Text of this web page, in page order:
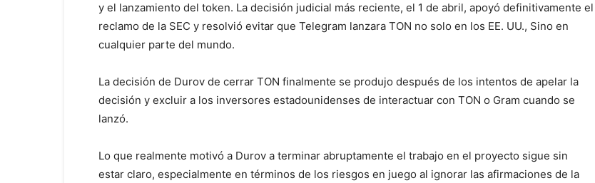
y el lanzamiento del token. La decisión judicial más reciente, el 1 de abril, apoyó definitivamente el
reclamo de la SEC y resolvió evitar que Telegram lanzara TON no solo en los EE. UU., Sino en
cualquier parte del mundo.
La decisión de Durov de cerrar TON finalmente se produjo después de los intentos de apelar la
decisión y excluir a los inversores estadounidenses de interactuar con TON o Gram cuando se
lanzó.
Lo que realmente motivó a Durov a terminar abruptamente el trabajo en el proyecto sigue sin
estar claro, especialmente en términos de los riesgos en juego al ignorar las afirmaciones de la